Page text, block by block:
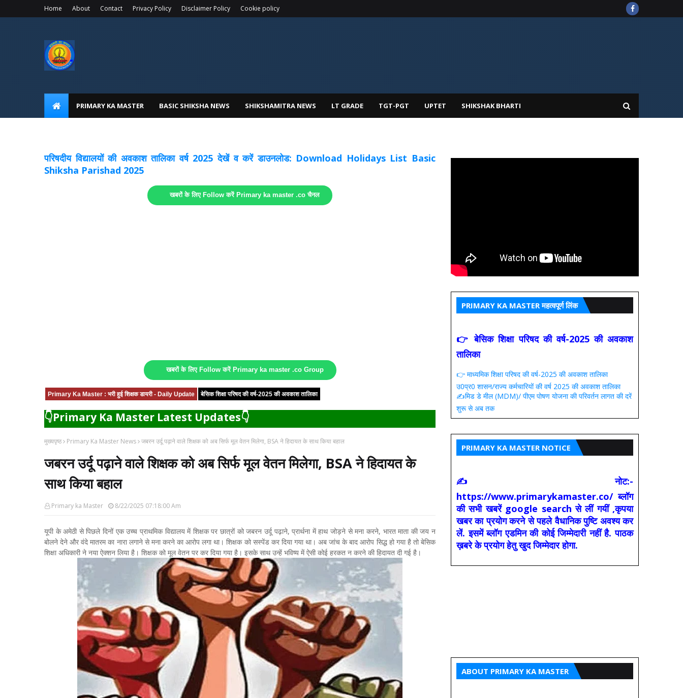
Home About Contact Privacy Policy Disclaimer Policy Cookie policy
PRIMARY KA MASTER BASIC SHIKSHA NEWS SHIKSHAMITRA NEWS LT GRADE TGT-PGT UPTET SHIKSHAK BHARTI
परिषदीय विद्यालयों की अवकाश तालिका वर्ष 2025 देखें व करें डाउनलोड: Download Holidays List Basic
Shiksha Parishad 2025
खबरों के लिए Follow करें Primary ka master .co चैनल
खबरों के लिए Follow करें Primary ka master .co Group
Primary Ka Master : भरी हुई शिक्षक डायरी - Daily Update बेसिक शिक्षा परिषद की वर्ष-2025 की अवकाश तालिका
👇Primary Ka Master Latest Updates👇
मुख्यपृष्ठ Primary Ka Master News जबरन उर्दू पढ़ाने वाले शिक्षक को अब सिर्फ मूल वेतन मिलेगा, BSA ने हिदायत के साथ किया बहाल
जबरन उर्दू पढ़ाने वाले शिक्षक को अब सिर्फ मूल वेतन मिलेगा, BSA ने हिदायत के
साथ किया बहाल
Primary ka Master 8/22/2025 07:18:00 Am
यूपी के अमेठी से पिछले दिनों एक उच्च प्राथमिक विद्यालय में शिक्षक पर छात्रों को जबरन उर्दू पढ़ाने, प्रार्थना में हाथ जोड़ने से मना करने, भारत माता की जय न
बोलने देने और वंदे मातरम का नारा लगाने से मना करने का आरोप लगा था। शिक्षक को सस्पेंड कर दिया गया था। अब जांच के बाद आरोप सिद्ध हो गया है तो बेसिक
शिक्षा अधिकारी ने नया ऐक्शन लिया है। शिक्षक को मूल वेतन पर कर दिया गया है। इसके साथ उन्हें भविष्य में ऐसी कोई हरकत न करने की हिदायत दी गई है।
PRIMARY KA MASTER महत्वपूर्ण लिंक
👉 बेसिक शिक्षा परिषद की वर्ष-2025 की अवकाश
तालिका
👉 माध्यमिक शिक्षा परिषद की वर्ष-2025 की अवकाश तालिका
उ0प्र0 शासन/राज्य कर्मचारियों की वर्ष 2025 की अवकाश तालिका
✍️मिड डे मील (MDM)/ पीएम पोषण योजना की परिवर्तन लागत की दरें
शुरू से अब तक
PRIMARY KA MASTER NOTICE
✍ नोट:-
https://www.primarykamaster.co/ ब्लॉग
की सभी खबरें google search से लीं गयीं ,कृपया
खबर का प्रयोग करने से पहले वैधानिक पुष्टि अवश्य कर
लें. इसमें ब्लॉग एडमिन की कोई जिम्मेदारी नहीं है. पाठक
ख़बरे के प्रयोग हेतु खुद जिम्मेदार होगा.
ABOUT PRIMARY KA MASTER